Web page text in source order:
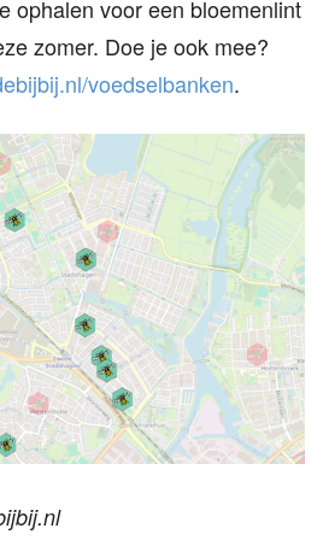
ophalen voor een bloemenlint
zomer. Doe je ook mee?
voedselbanken.